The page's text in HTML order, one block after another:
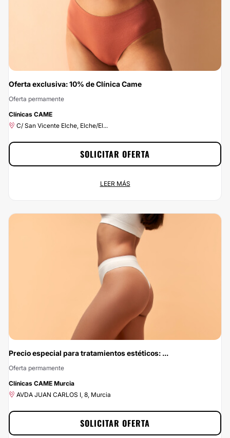
-10%
Oferta exclusiva: 10% de Clínica Came
Oferta permamente
Clínicas CAME
C/ San Vicente Elche, Elche/El...
¡Ponle buena cara a la vida por menos de lo que esperas! En
Multiestetica.com podrás contratar los servicios de Clínica Came y estar
como siempre has soñado. ¡Aprovecha el 10% de descuento ya!
SOLICITAR OFERTA
LEER MÁS
-10%
Precio especial para tratamientos estéticos: ...
Oferta permamente
Clínicas CAME Murcia
AVDA JUAN CARLOS I, 8, Murcia
SOLICITAR OFERTA